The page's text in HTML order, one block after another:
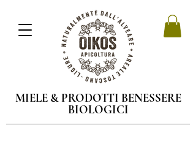
MIELE & PRODOTTI BENESSERE
BIOLOGICI